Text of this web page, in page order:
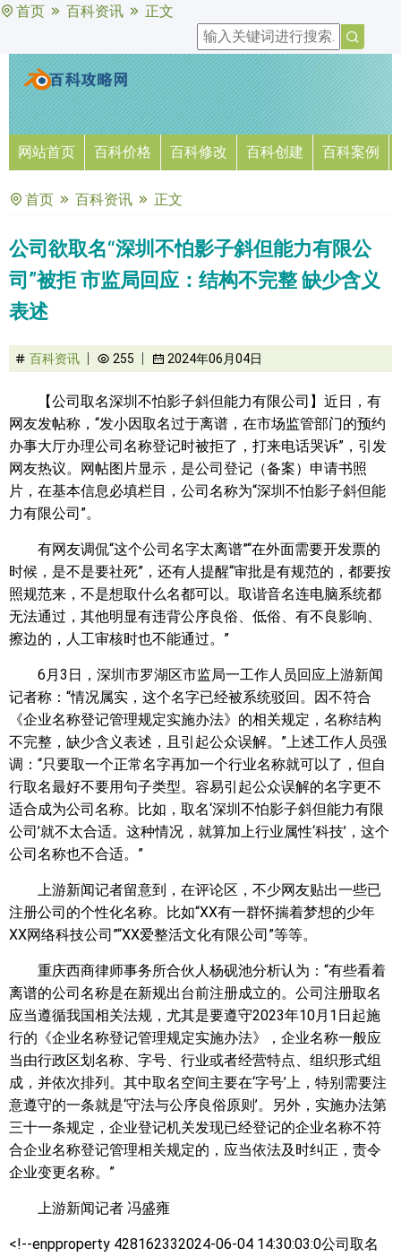
首页 百科资讯 正文
网站首页 百科价格 百科修改 百科创建 百科案例
首页 百科资讯 正文
公司欲取名“深圳不怕影子斜但能力有限公
司”被拒 市监局回应：结构不完整 缺少含义
表述
百科资讯 255 2024年06月04日
【公司取名深圳不怕影子斜但能力有限公司】近日，有
网友发帖称，“发小因取名过于离谱，在市场监管部门的预约
办事大厅办理公司名称登记时被拒了，打来电话哭诉”，引发
网友热议。网帖图片显示，是公司登记（备案）申请书照
片，在基本信息必填栏目，公司名称为“深圳不怕影子斜但能
力有限公司”。
有网友调侃“这个公司名字太离谱”“在外面需要开发票的
时候，是不是要社死”，还有人提醒“审批是有规范的，都要按
照规范来，不是想取什么名都可以。取谐音名连电脑系统都
无法通过，其他明显有违背公序良俗、低俗、有不良影响、
擦边的，人工审核时也不能通过。”
6月3日，深圳市罗湖区市监局一工作人员回应上游新闻
记者称：“情况属实，这个名字已经被系统驳回。因不符合
《企业名称登记管理规定实施办法》的相关规定，名称结构
不完整，缺少含义表述，且引起公众误解。”上述工作人员强
调：“只要取一个正常名字再加一个行业名称就可以了，但自
行取名最好不要用句子类型。容易引起公众误解的名字更不
适合成为公司名称。比如，取名‘深圳不怕影子斜但能力有限
公司’就不太合适。这种情况，就算加上行业属性‘科技’，这个
公司名称也不合适。”
上游新闻记者留意到，在评论区，不少网友贴出一些已
注册公司的个性化名称。比如“XX有一群怀揣着梦想的少年
XX网络科技公司”“XX爱整活文化有限公司”等等。
重庆西商律师事务所合伙人杨砚池分析认为：“有些看着
离谱的公司名称是在新规出台前注册成立的。公司注册取名
应当遵循我国相关法规，尤其是要遵守2023年10月1日起施
行的《企业名称登记管理规定实施办法》，企业名称一般应
当由行政区划名称、字号、行业或者经营特点、组织形式组
成，并依次排列。其中取名空间主要在‘字号’上，特别需要注
意遵守的一条就是‘守法与公序良俗原则’。另外，实施办法第
三十一条规定，企业登记机关发现已经登记的企业名称不符
合企业名称登记管理相关规定的，应当依法及时纠正，责令
企业变更名称。”
上游新闻记者 冯盛雍
<!--enpproperty 428162332024-06-04 14:30:03:0公司取名